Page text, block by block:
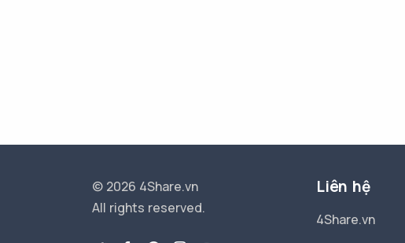
© 2026 4Share.vn
All rights reserved.
Liên hệ
4Share.vn